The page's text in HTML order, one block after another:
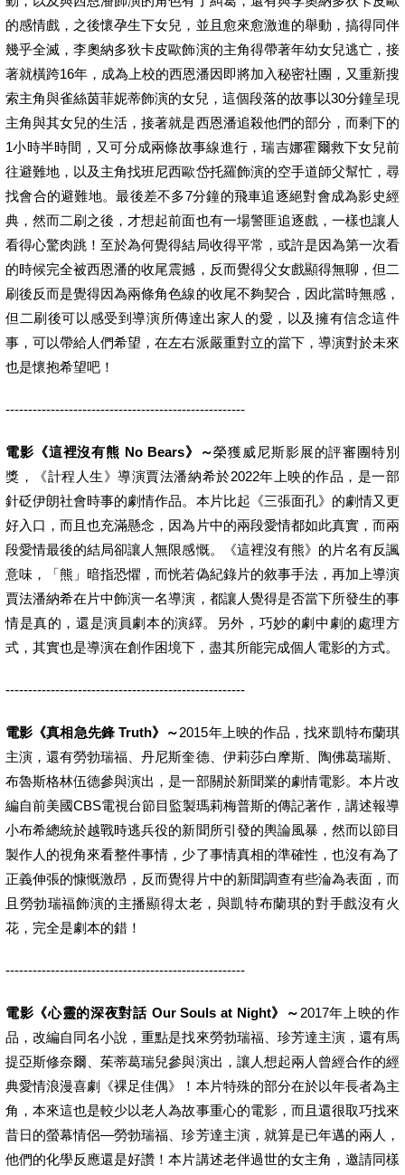
的感情戲，之後懷孕生下女兒，並且愈來愈激進的舉動，搞得同伴
幾乎全滅，李奧納多狄卡皮歐飾演的主角得帶著年幼女兒逃亡，接
著就橫跨16年，成為上校的西恩潘因即將加入秘密社團，又重新搜
索主角與雀絲茵菲妮蒂飾演的女兒，這個段落的故事以30分鐘呈現
主角與其女兒的生活，接著就是西恩潘追殺他們的部分，而剩下的
1小時半時間，又可分成兩條故事線進行，瑞吉娜霍爾救下女兒前
往避難地，以及主角找班尼西歐岱托羅飾演的空手道師父幫忙，尋
找會合的避難地。最後差不多7分鐘的飛車追逐絕對會成為影史經
典，然而二刷之後，才想起前面也有一場警匪追逐戲，一樣也讓人
看得心驚肉跳！至於為何覺得結局收得平常，或許是因為第一次看
的時候完全被西恩潘的收尾震撼，反而覺得父女戲顯得無聊，但二
刷後反而是覺得因為兩條角色線的收尾不夠契合，因此當時無感，
但二刷後可以感受到導演所傳達出家人的愛，以及擁有信念這件
事，可以帶給人們希望，在左右派嚴重對立的當下，導演對於未來
也是懷抱希望吧！
-----------------------------------------------------
電影《這裡沒有熊 No Bears》～榮獲威尼斯影展的評審團特別
獎，《計程人生》導演賈法潘納希於2022年上映的作品，是一部
針砭伊朗社會時事的劇情作品。本片比起《三張面孔》的劇情又更
好入口，而且也充滿懸念，因為片中的兩段愛情都如此真實，而兩
段愛情最後的結局卻讓人無限感慨。《這裡沒有熊》的片名有反諷
意味，「熊」暗指恐懼，而恍若偽紀錄片的敘事手法，再加上導演
賈法潘納希在片中飾演一名導演，都讓人覺得是否當下所發生的事
情是真的，還是演員劇本的演繹。另外，巧妙的劇中劇的處理方
式，其實也是導演在創作困境下，盡其所能完成個人電影的方式。
-----------------------------------------------------
電影《真相急先鋒 Truth》～2015年上映的作品，找來凱特布蘭琪
主演，還有勞勃瑞福、丹尼斯奎德、伊莉莎白摩斯、陶佛葛瑞斯、
布魯斯格林伍德參與演出，是一部關於新聞業的劇情電影。本片改
編自前美國CBS電視台節目監製瑪莉梅普斯的傳記著作，講述報導
小布希總統於越戰時逃兵役的新聞所引發的輿論風暴，然而以節目
製作人的視角來看整件事情，少了事情真相的準確性，也沒有為了
正義伸張的慷慨激昂，反而覺得片中的新聞調查有些淪為表面，而
且勞勃瑞福飾演的主播顯得太老，與凱特布蘭琪的對手戲沒有火
花，完全是劇本的錯！
-----------------------------------------------------
電影《心靈的深夜對話 Our Souls at Night》～ 2017年上映的作
品，改編自同名小說，重點是找來勞勃瑞福、珍芳達主演，還有馬
提亞斯修奈爾、茱蒂葛瑞兒參與演出，讓人想起兩人曾經合作的經
典愛情浪漫喜劇《裸足佳偶》！本片特殊的部分在於以年長者為主
角，本來這也是較少以老人為故事重心的電影，而且還很取巧找來
昔日的螢幕情侶—勞勃瑞福、珍芳達主演，就算是已年邁的兩人，
他們的化學反應還是好讚！本片講述老伴過世的女主角，邀請同樣